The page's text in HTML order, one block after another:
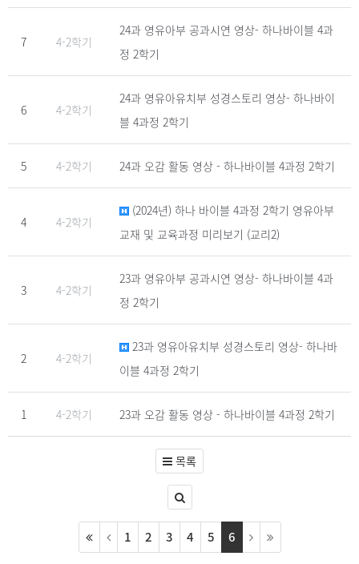
7 4-2학기
24과 영유아부 공과시연 영상- 하나바이블 4과
정 2학기
6 4-2학기
24과 영유아유치부 성경스토리 영상- 하나바이
블 4과정 2학기
5 4-2학기 24과 오감 활동 영상 - 하나바이블 4과정 2학기
4 4-2학기
(2024년) 하나 바이블 4과정 2학기 영유아부
교재 및 교육과정 미리보기 (교리2)
3 4-2학기
23과 영유아부 공과시연 영상- 하나바이블 4과
정 2학기
2 4-2학기
23과 영유아유치부 성경스토리 영상- 하나바
이블 4과정 2학기
1 4-2학기 23과 오감 활동 영상 - 하나바이블 4과정 2학기
목록
1 2 3 4 5 6